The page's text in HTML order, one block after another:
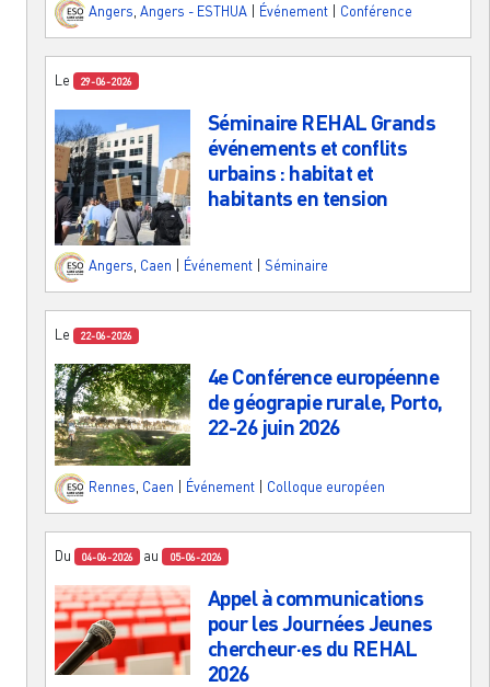
Angers Angers - ESTHUA Événement Conférence
Le 29-06-2026
Séminaire REHAL Grands
événements et conflits
urbains : habitat et
habitants en tension
Angers, Caen Événement Séminaire
Le 22-06-2026
4e Conférence européenne
de géograpie rurale, Porto,
22-26 juin 2026
Rennes Caen Événement Colloque européen
Du 04-06-2026 au 05-06-2026
Appel à communications
pour les Journées Jeunes
chercheur·es du REHAL
2026